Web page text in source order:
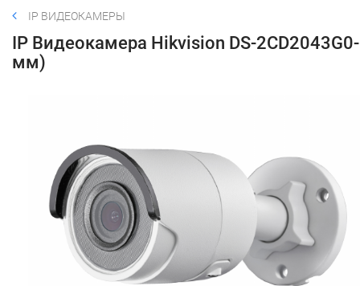
IP ВИДЕОКАМЕРЫ
IP Видеокамера Hikvision DS-
мм)